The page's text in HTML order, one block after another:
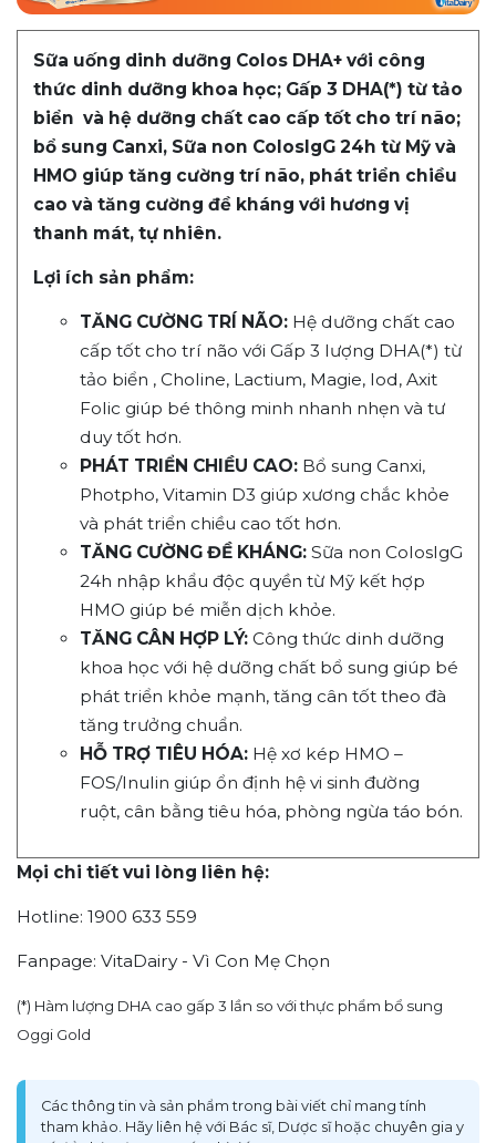
Sữa uống dinh dưỡng Colos DHA+ với công
thức dinh dưỡng khoa học; Gấp 3 DHA(*) từ tảo
biển và hệ dưỡng chất cao cấp tốt cho trí não;
bổ sung Canxi, Sữa non ColosIgG 24h từ Mỹ và
HMO giúp tăng cường trí não, phát triển chiều
cao và tăng cường đề kháng với hương vị
thanh mát, tự nhiên.
Lợi ích sản phẩm:
TĂNG CƯỜNG TRÍ NÃO: Hệ dưỡng chất cao
cấp tốt cho trí não với Gấp 3 lượng DHA(*) từ
tảo biển , Choline, Lactium, Magie, Iod, Axit
Folic giúp bé thông minh nhanh nhẹn và tư
duy tốt hơn.
PHÁT TRIỂN CHIỀU CAO: Bổ sung Canxi,
Photpho, Vitamin D3 giúp xương chắc khỏe
và phát triển chiều cao tốt hơn.
TĂNG CƯỜNG ĐỀ KHÁNG: Sữa non ColosIgG
24h nhập khẩu độc quyền từ Mỹ kết hợp
HMO giúp bé miễn dịch khỏe.
TĂNG CÂN HỢP LÝ: Công thức dinh dưỡng
khoa học với hệ dưỡng chất bổ sung giúp bé
phát triển khỏe mạnh, tăng cân tốt theo đà
tăng trưởng chuẩn.
HỖ TRỢ TIÊU HÓA: Hệ xơ kép HMO –
FOS/Inulin giúp ổn định hệ vi sinh đường
ruột, cân bằng tiêu hóa, phòng ngừa táo bón.
Mọi chi tiết vui lòng liên hệ:
Hotline: 1900 633 559
Fanpage: VitaDairy - Vì Con Mẹ Chọn
(*) Hàm lượng DHA cao gấp 3 lần so với thực phẩm bổ sung
Oggi Gold
Các thông tin và sản phẩm trong bài viết chỉ mang tính
tham khảo. Hãy liên hệ với Bác sĩ, Dược sĩ hoặc chuyên gia y